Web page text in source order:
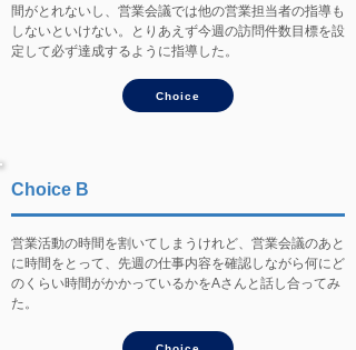
間がとれないし、営業会議では他の営業担当者の指導も
しないといけない。とりあえず今週の訪問件数目標を設
定して必ず達成するように指導した。
Choice
Choice B
営業活動の時間を割いてしまうけれど、営業会議のあと
に時間をとって、先週の仕事内容を確認しながら何にど
のくらい時間がかかっているかをAさんと話し合ってみ
た。